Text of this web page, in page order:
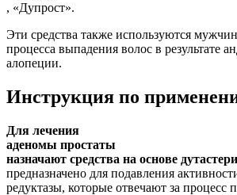
, «Дупрост».
Эти средства также используются
процесса выпадения волос в результате
алопеции.
Инструкция по
Для лечения
аденомы простаты
назначают средства на основе
предназначено для подавления
редуктазы, которые отвечают за процесс